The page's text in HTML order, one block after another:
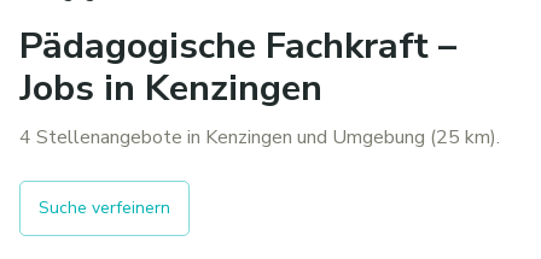
Pädagogische Fachkraft –
Jobs in Kenzingen
4 Stellenangebote in Kenzingen und Umgebung (25 km).
Suche verfeinern